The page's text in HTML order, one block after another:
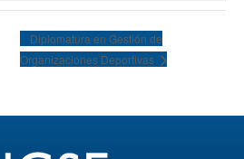
Diplomatura en Gestión de
Organizaciones Deportivas